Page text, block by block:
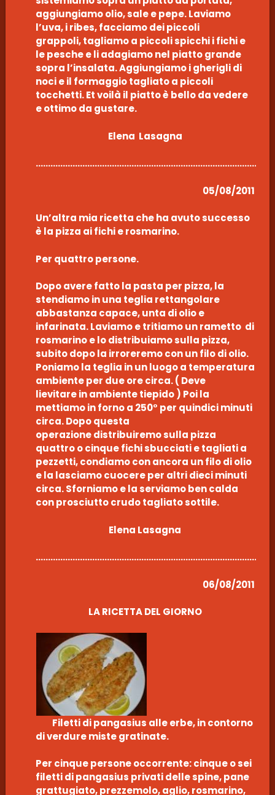
aggiungiamo olio, sale e pepe. Laviamo
l’uva, i ribes, facciamo dei piccoli
grappoli, tagliamo a piccoli spicchi i fichi e
le pesche e li adagiamo nel piatto grande
sopra l’insalata. Aggiungiamo i gherigli di
noci e il formaggio tagliato a piccoli
tocchetti. Et voilà il piatto è bello da vedere
e ottimo da gustare.
Elena Lasagna
05/08/2011
Un’altra mia ricetta che ha avuto successo
è la pizza ai fichi e rosmarino.
Per quattro persone.
Dopo avere fatto la pasta per pizza, la
stendiamo in una teglia rettangolare
abbastanza capace, unta di olio e
infarinata. Laviamo e tritiamo un rametto di
rosmarino e lo distribuiamo sulla pizza,
subito dopo la irroreremo con un filo di olio.
Poniamo la teglia in un luogo a temperatura
ambiente per due ore circa. ( Deve
lievitare in ambiente tiepido ) Poi la
mettiamo in forno a 250° per quindici minuti
circa. Dopo questa
operazione distribuiremo sulla pizza
quattro o cinque fichi sbucciati e tagliati a
pezzetti, condiamo con ancora un filo di olio
e la lasciamo cuocere per altri dieci minuti
circa. Sforniamo e la serviamo ben calda
con prosciutto crudo tagliato sottile.
Elena Lasagna
06/08/2011
LA RICETTA DEL GIORNO
Filetti di pangasius alle erbe, in contorno
di verdure miste gratinate.
Per cinque persone occorrente: cinque o sei
filetti di pangasius privati delle spine, pane
grattugiato, prezzemolo, aglio, rosmarino,